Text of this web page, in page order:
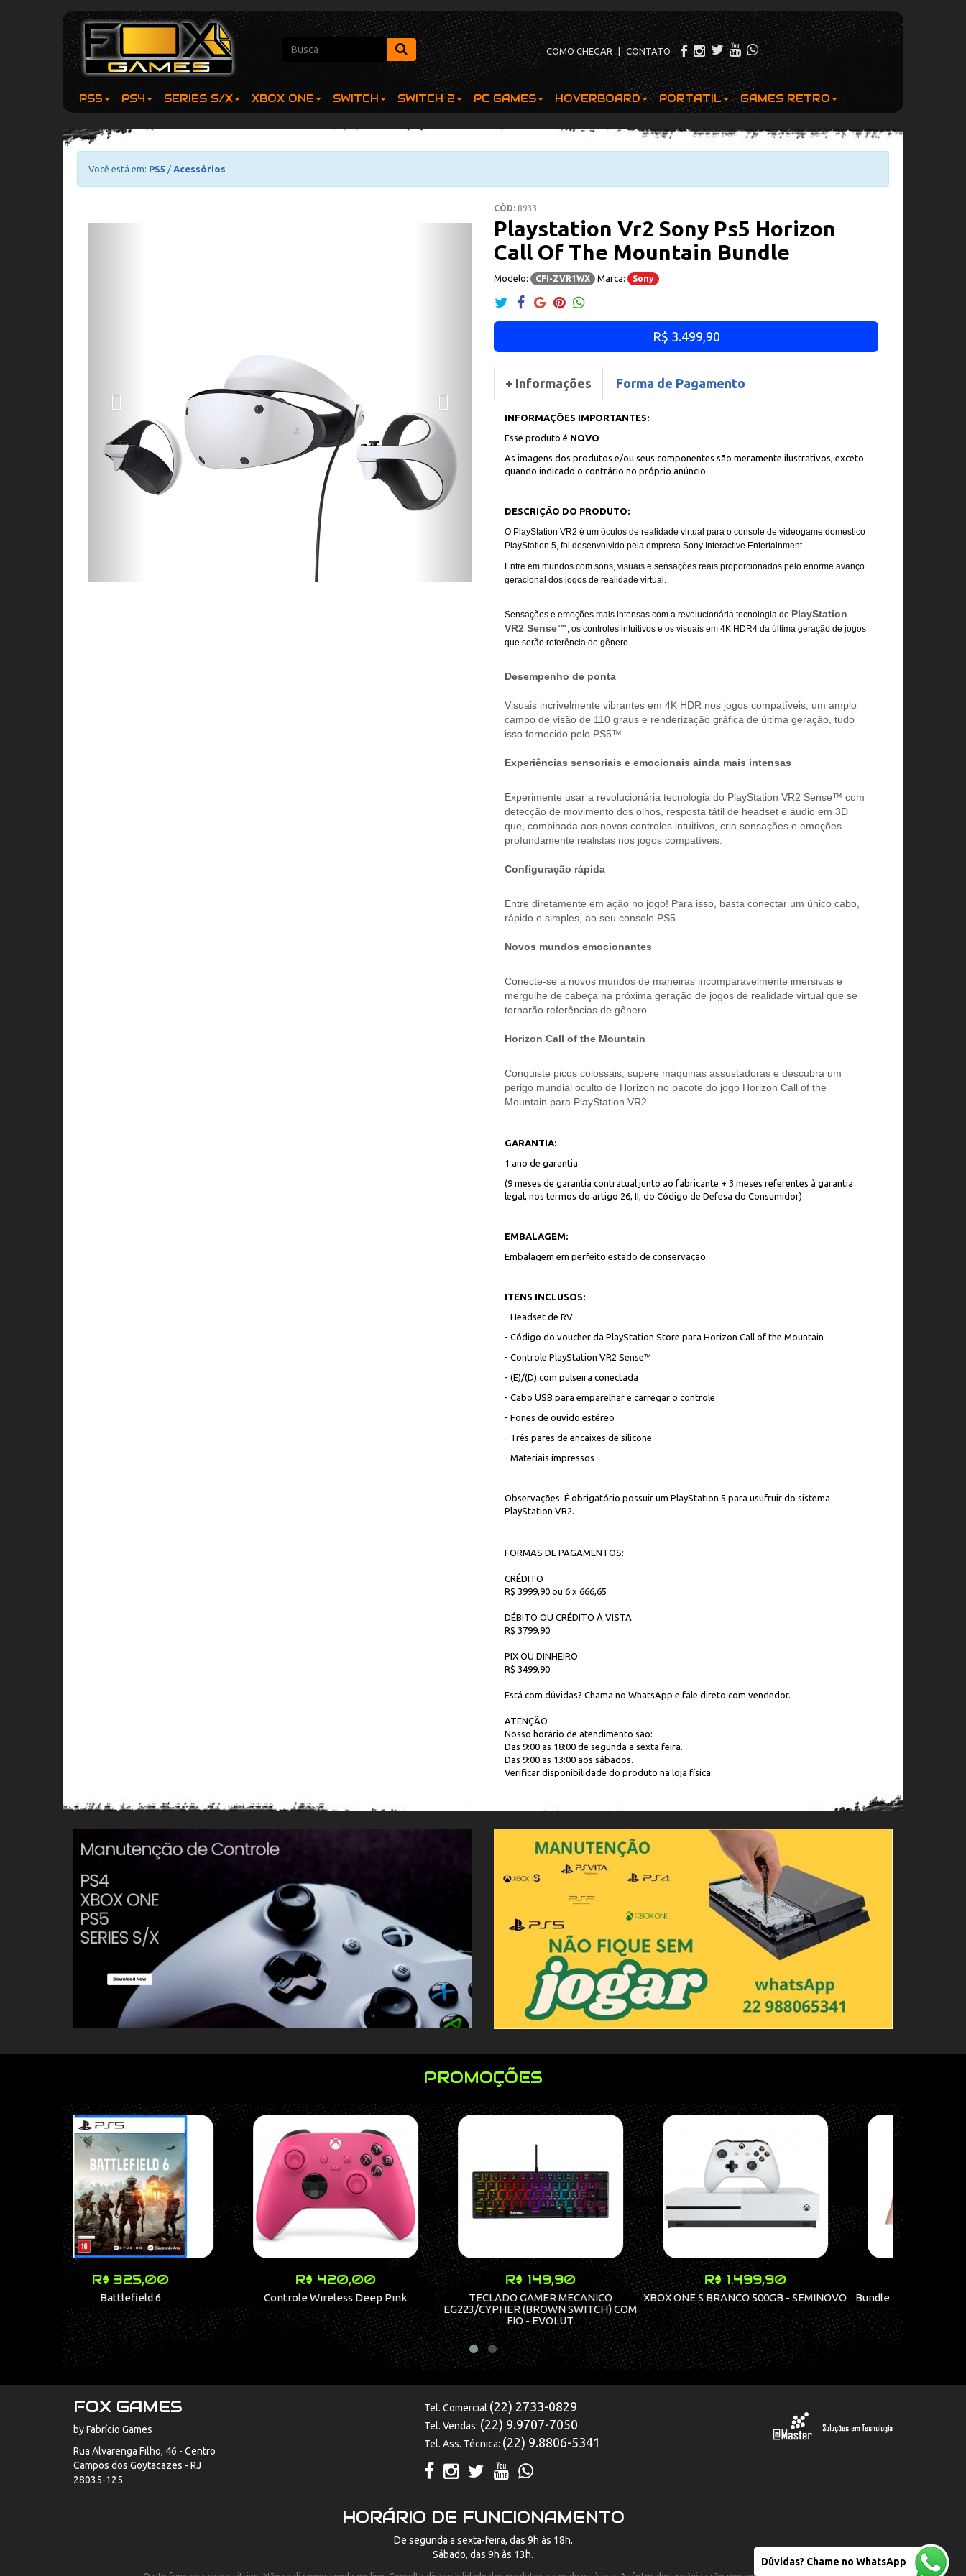
COMO CHEGAR | CONTATO
PS5 PS4 SERIES S/X XBOX ONE SWITCH SWITCH 2 PC GAMES HOVERBOARD PORTATIL GAMES RETRO
Você está em: PS5 / Acessórios
CÓD: 8933
Playstation Vr2 Sony Ps5 Horizon
Call Of The Mountain Bundle
Modelo: CFI-ZVR1WX Marca: Sony
R$ 3.499,90
+ Informações Forma de Pagamento
INFORMAÇÕES IMPORTANTES:
Esse produto é NOVO
As imagens dos produtos e/ou seus componentes são meramente ilustrativos, exceto
quando indicado o contrário no próprio anúncio.
DESCRIÇÃO DO PRODUTO:
O PlayStation VR2 é um óculos de realidade virtual para o console de videogame doméstico
PlayStation 5, foi desenvolvido pela empresa Sony Interactive Entertainment.
Entre em mundos com sons, visuais e sensações reais proporcionados pelo enorme avanço
geracional dos jogos de realidade virtual.
Sensações e emoções mais intensas com a revolucionária tecnologia do PlayStation
VR2 Sense™, os controles intuitivos e os visuais em 4K HDR4 da última geração de jogos
que serão referência de gênero.
Desempenho de ponta
Visuais incrivelmente vibrantes em 4K HDR nos jogos compatíveis, um amplo
campo de visão de 110 graus e renderização gráfica de última geração, tudo
isso fornecido pelo PS5™.
Experiências sensoriais e emocionais ainda mais intensas
Experimente usar a revolucionária tecnologia do PlayStation VR2 Sense™ com
detecção de movimento dos olhos, resposta tátil de headset e áudio em 3D
que, combinada aos novos controles intuitivos, cria sensações e emoções
profundamente realistas nos jogos compatíveis.
Configuração rápida
Entre diretamente em ação no jogo! Para isso, basta conectar um único cabo,
rápido e simples, ao seu console PS5.
Novos mundos emocionantes
Conecte-se a novos mundos de maneiras incomparavelmente imersivas e
mergulhe de cabeça na próxima geração de jogos de realidade virtual que se
tornarão referências de gênero.
Horizon Call of the Mountain
Conquiste picos colossais, supere máquinas assustadoras e descubra um
perigo mundial oculto de Horizon no pacote do jogo Horizon Call of the
Mountain para PlayStation VR2.
GARANTIA:
1 ano de garantia
(9 meses de garantia contratual junto ao fabricante + 3 meses referentes à garantia
legal, nos termos do artigo 26, II, do Código de Defesa do Consumidor)
EMBALAGEM:
Embalagem em perfeito estado de conservação
ITENS INCLUSOS:
- Headset de RV
- Código do voucher da PlayStation Store para Horizon Call of the Mountain
- Controle PlayStation VR2 Sense™
- (E)/(D) com pulseira conectada
- Cabo USB para emparelhar e carregar o controle
- Fones de ouvido estéreo
- Três pares de encaixes de silicone
- Materiais impressos
Observações: É obrigatório possuir um PlayStation 5 para usufruir do sistema
PlayStation VR2.
FORMAS DE PAGAMENTOS:
CRÉDITO
R$ 3999,90 ou 6 x 666,65
DÉBITO OU CRÉDITO À VISTA
R$ 3799,90
PIX OU DINHEIRO
R$ 3499,90
Está com dúvidas? Chama no WhatsApp e fale direto com vendedor.
ATENÇÃO
Nosso horário de atendimento são:
Das 9:00 as 18:00 de segunda a sexta feira.
Das 9:00 as 13:00 aos sábados.
Verificar disponibilidade do produto na loja física.
PROMOÇÕES
R$ 420,00
Controle Wireless Deep Pink
R$ 149,90
TECLADO GAMER MECANICO
EG223/CYPHER (BROWN SWITCH) COM
FIO - EVOLUT
R$ 1.499,90
XBOX ONE S BRANCO 500GB - SEMINOVO
R$ 4.299,90
Bundle Nintendo Switch 2 + Mario Kart
World
FOX GAMES
by Fabrício Games
Rua Alvarenga Filho, 46 - Centro
Campos dos Goytacazes - RJ
28035-125
Tel. Comercial (22) 2733-0829
Tel. Vendas: (22) 9.9707-7050
Tel. Ass. Técnica: (22) 9.8806-5341
HORÁRIO DE FUNCIONAMENTO
De segunda a sexta-feira, das 9h às 18h.
Sábado, das 9h às 13h.
Dúvidas? Chame no WhatsApp